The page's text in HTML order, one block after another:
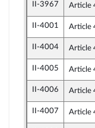
II-3967 Article
II-4001 Article
II-4004 Article
II-4005 Article
II-4006 Article
II-4007 Article